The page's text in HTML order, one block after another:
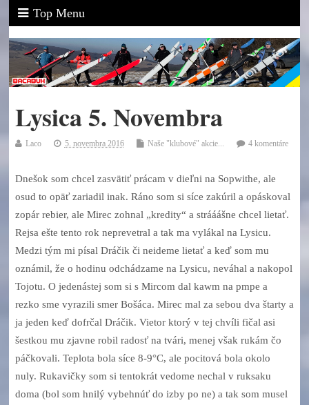
Top Menu
Lysica 5. Novembra
Laco 5. novembra 2016 Naše "klubové" akcie... 4 komentáre
Dnešok som chcel zasvätiť prácam v dieľni na Sopwithe, ale
osud to opäť zariadil inak. Ráno som si síce zakúril a opáskoval
zopár rebier, ale Mirec zohnal „kredity“ a strááášne chcel lietať.
Rejsa ešte tento rok neprevetral a tak ma vylákal na Lysicu.
Medzi tým mi písal Dráčik či neideme lietať a keď som mu
oznámil, že o hodinu odchádzame na Lysicu, neváhal a nakopol
Tojotu. O jedenástej som si s Mircom dal kawm na pmpe a
rezko sme vyrazili smer Bošáca. Mirec mal za sebou dva štarty a
ja jeden keď dofrčal Dráčik. Vietor ktorý v tej chvíli fičal asi
šestkou mu zjavne robil radosť na tvári, menej však rukám čo
páčkovali. Teplota bola síce 8-9°C, ale pocitová bola okolo
nuly. Rukavičky som si tentokrát vedome nechal v ruksaku
doma (bol som hnilý vybehnúť do izby po ne) a tak som musel